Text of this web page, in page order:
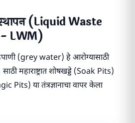
(Liquid Waste
LWM)
(grey water) हे आरोग्यासाठी
महाराष्ट्रात शोषखड्डे (Soak Pits)
या तंत्रज्ञानाचा वापर केला